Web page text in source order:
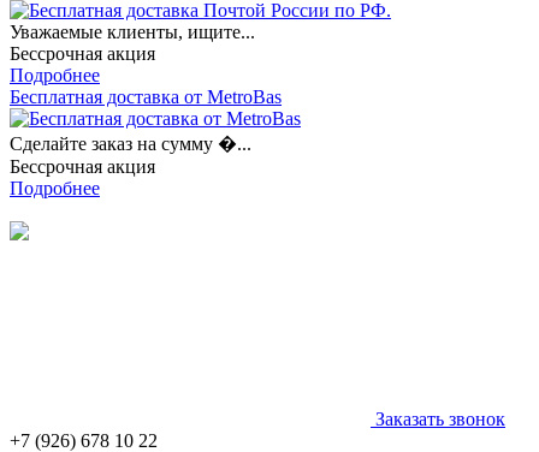
Уважаемые клиенты, ищите...
Бессрочная акция
Подробнее
Бесплатная доставка от MetroBas
Сделайте заказ на сумму �...
Бессрочная акция
Подробнее
Заказать звонок
+7 (926) 678 10 22